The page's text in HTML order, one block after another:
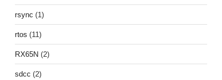
rsync (1)
rtos (11)
RX65N (2)
sdcc (2)